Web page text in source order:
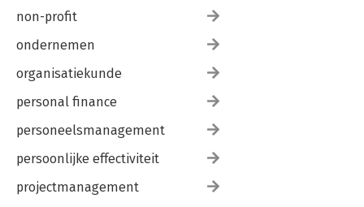
non-profit
ondernemen
organisatiekunde
personal finance
personeelsmanagement
persoonlijke effectiviteit
projectmanagement